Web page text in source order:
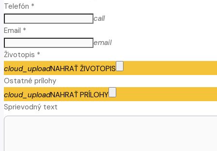
Telefón *
call
Email *
email
Životopis *
cloud_uploadNAHRAŤ ŽIVOTOPIS
Ostatné prílohy
cloud_uploadNAHRAŤ PRÍLOHY
Sprievodný text